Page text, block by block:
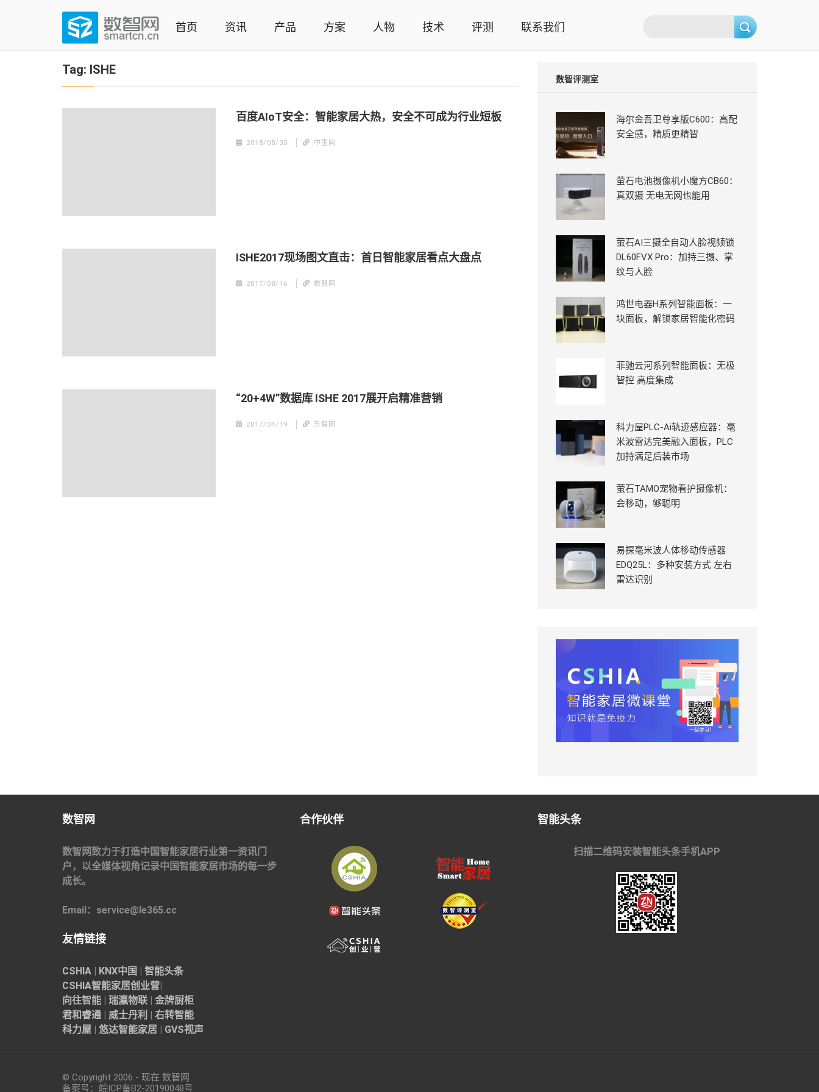
(Press
数智网
智能家居第一资讯门户 | 智能家居系统，智能家居产品，智能家居解决方案，智能家居技术应用，智能家居行业观点，智能家居项目案例
首页 资讯 产品 方案 人物 技术 评测 联系我们
Tag: ISHE
百度AIoT安全：智能家居大热，安全不可成为行业短板
2018/08/05 中国网
ISHE2017现场图文直击：首日智能家居看点大盘点
2017/08/16 数智网
“20+4W”数据库 ISHE 2017展开启精准营销
2017/04/19 乐智网
数智评测室
海尔金吾卫尊享版C600：高配
安全感，精质更精智
萤石电池摄像机小魔方CB60：
真双摄 无电无网也能用
萤石AI三摄全自动人脸视频锁
DL60FVX Pro：加持三摄、掌
纹与人脸
鸿世电器H系列智能面板：一
块面板，解锁家居智能化密码
菲驰云河系列智能面板：无极
智控 高度集成
科力屋PLC-Ai轨迹感应器：毫
米波雷达完美融入面板，PLC
加持满足后装市场
萤石TAMO宠物看护摄像机：
会移动，够聪明
易探毫米波人体移动传感器
EDQ25L：多种安装方式 左右
雷达识别
数智网
数智网致力于打造中国智能家居行业第一资讯门
户，以全媒体视角记录中国智能家居市场的每一步
成长。
Email：service@le365.cc
友情链接
CSHIA | KNX中国 | 智能头条
CSHIA智能家居创业营|
向往智能 | 瑞瀛物联 | 金牌厨柜
君和睿通 | 威士丹利 | 右转智能
科力屋 | 悠达智能家居 | GVS视声
合作伙伴 智能头条
扫描二维码安装智能头条手机APP
© Copyright 2006 - 现在 数智网
备案号： 皖ICP备B2-20190048号